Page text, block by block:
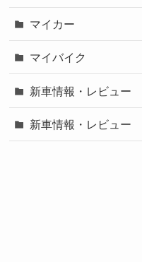
マイカー
マイバイク
新車情報・レビュー
新車情報・レビュー